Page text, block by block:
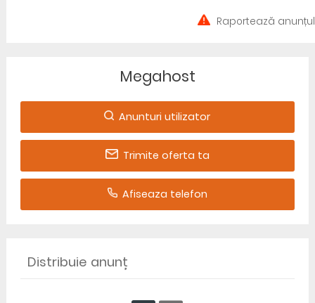
Raportează anunțul
Megahost
Anunturi utilizator
Trimite oferta ta
Afiseaza telefon
Distribuie anunț